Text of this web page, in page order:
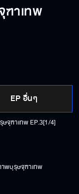
าเทพ
EP อื่นๆ
จุฑาเทพ EP.3[1/4]
พบุรุษจุฑาเทพ